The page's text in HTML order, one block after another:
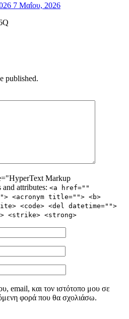
7 Μαΐου, 2026
published.
Markup
attributes: <a href=""
<acronym title=""> <b>
<code> <del datetime="">
<strike> <strong>
email, και τον ιστότοπο μου σε
φορά που θα σχολιάσω.